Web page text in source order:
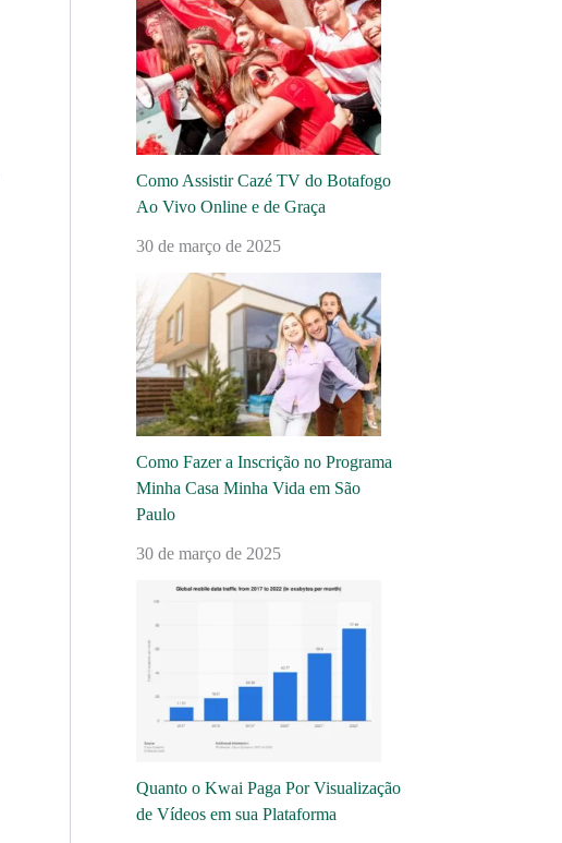
Como Assistir Cazé TV do Botafogo
Ao Vivo Online e de Graça
30 de março de 2025
Como Fazer a Inscrição no Programa
Minha Casa Minha Vida em São
Paulo
30 de março de 2025
Quanto o Kwai Paga Por Visualização
de Vídeos em sua Plataforma